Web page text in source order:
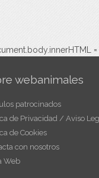
webanimales
patrocinados
de Privacidad / Aviso
de Cookies
con nosotros
Web